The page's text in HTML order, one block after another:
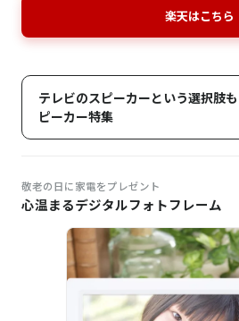
楽天はこちら
テレビのスピーカーという選択肢
ピーカー特集
敬老の日に家電をプレゼント
心温まるデジタルフォトフレーム